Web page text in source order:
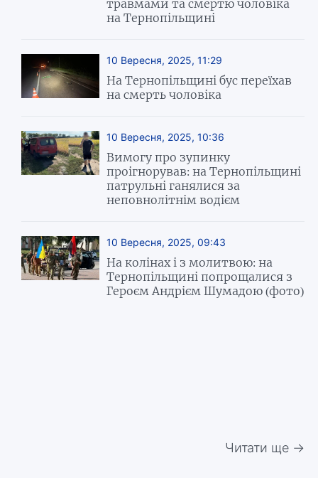
травмами та смертю чоловіка
на Тернопільщині
10 Вересня, 2025, 11:29
На Тернопільщині бус переїхав
на смерть чоловіка
10 Вересня, 2025, 10:36
Вимогу про зупинку
проігнорував: на Тернопільщині
патрульні ганялися за
неповнолітнім водієм
10 Вересня, 2025, 09:43
На колінах і з молитвою: на
Тернопільщині попрощалися з
Героєм Андрієм Шумадою (фото)
Читати ще →